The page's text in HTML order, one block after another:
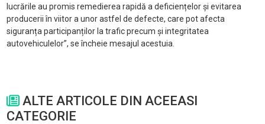
lucrările au promis remedierea rapidă a deficiențelor și evitarea
producerii în viitor a unor astfel de defecte, care pot afecta
siguranța participanților la trafic precum și integritatea
autovehiculelor”, se încheie mesajul acestuia.
ALTE ARTICOLE DIN ACEEASI
CATEGORIE